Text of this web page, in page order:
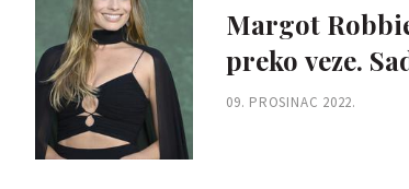
Margot
preko veze.
09. PROSINAC 2022.